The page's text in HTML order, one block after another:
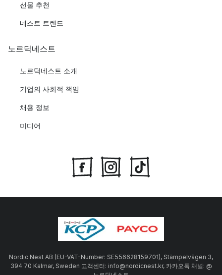
선물 추천
네스트 트렌드
노르딕네스트
노르딕네스트 소개
기업의 사회적 책임
채용 정보
미디어
Nordic Nest AB (EU-VAT-Number: SE556628159701), Stämpelvägen 3,
394 70 Kalmar, Sweden 고객센터: info@nordicnest.kr, 카카오톡 채널: @